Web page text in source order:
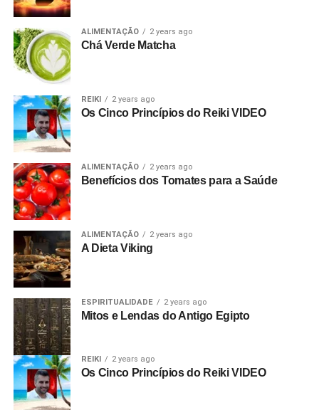
ALIMENTAÇÃO 2 years ago
Chá Verde Matcha
REIKI 2 years ago
Os Cinco Princípios do Reiki VIDEO
ALIMENTAÇÃO 2 years ago
Benefícios dos Tomates para a Saúde
ALIMENTAÇÃO 2 years ago
A Dieta Viking
ESPIRITUALIDADE 2 years ago
Mitos e Lendas do Antigo Egipto
REIKI 2 years ago
Os Cinco Princípios do Reiki VIDEO